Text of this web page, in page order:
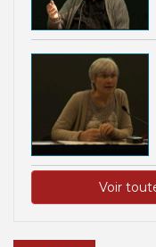
Voir